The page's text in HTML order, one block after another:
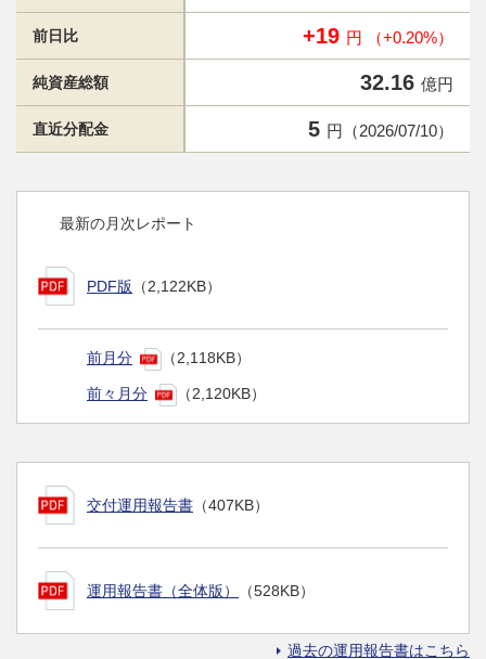
前日比 +19 円 （+0.20%）
純資産総額 32.16 億円
直近分配金 5 円（2026/07/10）
最新の月次レポート
PDF版 （2,122KB）
前月分 （2,118KB）
前々月分 （2,120KB）
交付運用報告書 （407KB）
運用報告書（全体版） （528KB）
過去の運用報告書はこちら